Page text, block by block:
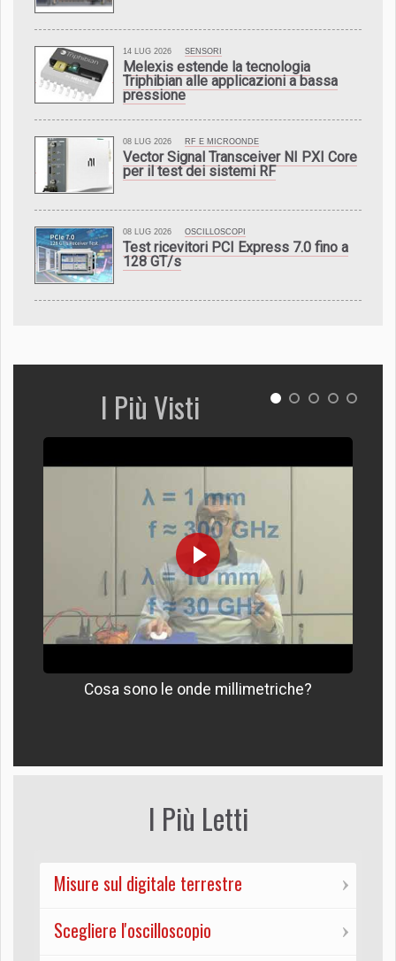
14 LUG 2026 SENSORI
Melexis estende la tecnologia
Triphibian alle applicazioni a bassa
pressione
08 LUG 2026 RF E MICROONDE
Vector Signal Transceiver NI PXI Core
per il test dei sistemi RF
08 LUG 2026 OSCILLOSCOPI
Test ricevitori PCI Express 7.0 fino a
128 GT/s
I Più Visti
Cosa sono le onde millimetriche?
I Più Letti
Misure sul digitale terrestre
Scegliere l'oscilloscopio